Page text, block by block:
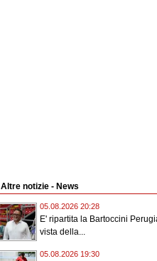
Altre notizie - News
05.08.2026 20:28
E' ripartita la Bartoccini
vista della...
05.08.2026 19:30